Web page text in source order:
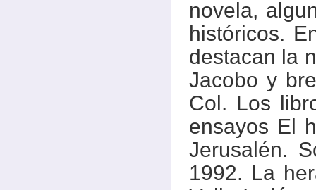
novela,
históricos.
destacan la
Jacobo y
Col. Los
ensayos El
Jerusalén.
1992. La